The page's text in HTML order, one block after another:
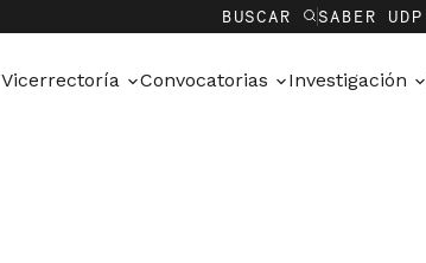
BUSCAR SABER UDP
Vicerrectoría Convocatorias Investigación